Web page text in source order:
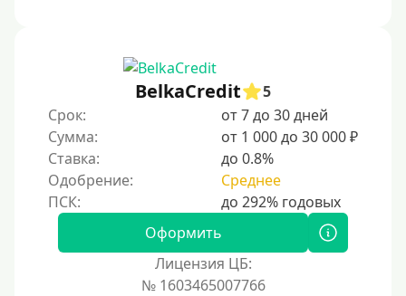
BelkaCredit
5
Срок:
от 7 до 30 дней
Сумма:
от 1 000 до 30 000 ₽
Ставка:
до 0.8%
Одобрение:
Среднее
Оформить
Лицензия ЦБ:
№ 1603465007766